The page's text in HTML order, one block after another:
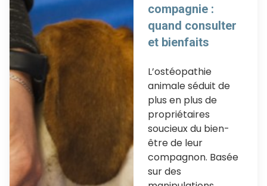
compagnie :
quand consulter
et bienfaits
L’ostéopathie
animale séduit de
plus en plus de
propriétaires
soucieux du bien-
être de leur
compagnon. Basée
sur des